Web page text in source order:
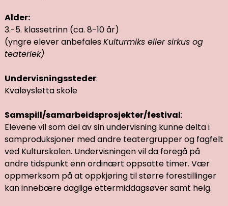
Alder:
3.-5. klassetrinn (ca. 8-10 år)
(yngre elever anbefalesKulturmiks eller sirkus og
teaterlek)
Undervisningssteder:
Kvaløysletta skole
Samspill/samarbeidsprosjekter/festival:
Elevene vil som del av sin undervisning kunne delta i
samproduksjoner med andre teatergrupper og fagfelt
ved Kulturskolen. Undervisningen vil da foregå på
andre tidspunkt enn ordinært oppsatte timer. Vær
oppmerksom på at oppkjøring til større forestillinger
kan innebære daglige ettermiddagsøver samt helg.